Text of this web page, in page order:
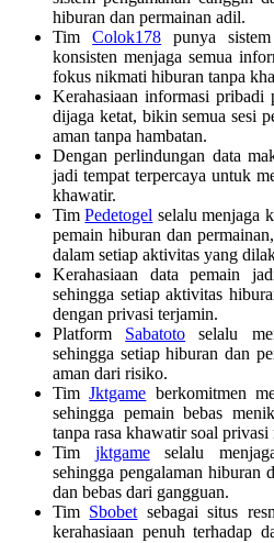
hiburan dan permainan adil.
TimColok178 punya
konsisten menjaga semua
fokus nikmati hiburan tanpa
Kerahasiaan informasi
dijaga ketat, bikin semua sesi
aman tanpa hambatan.
Dengan perlindungan data
jadi tempat terpercaya untuk
khawatir.
TimPedetogel selalu menjaga
pemain hiburan dan
dalam setiap aktivitas yang
Kerahasiaan data pemain
sehingga setiap aktivitas
dengan privasi terjamin.
Platform Sabatoto selalu
sehingga setiap hiburan dan
aman dari risiko.
TimJktgame berkomitmen
sehingga pemain bebas
tanpa rasa khawatir soal privasi
Tim jktgameselalu
sehingga pengalaman hiburan
dan bebas dari gangguan.
Tim Sbobet sebagai situs
kerahasiaan penuh terhadap